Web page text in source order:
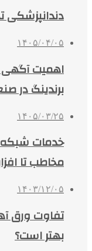
۱۴۰۵/۰۴/۰۵
اهمیت آگهی
برندینگ در
۱۴۰۵/۰۳/۲۵
مخاطب تا
۱۴۰۳/۱۲/۰۵
تفاوت ورق
بهتر است؟